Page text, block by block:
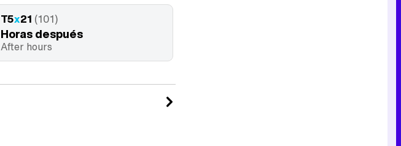
T5x21 (101)
Horas después
After hours